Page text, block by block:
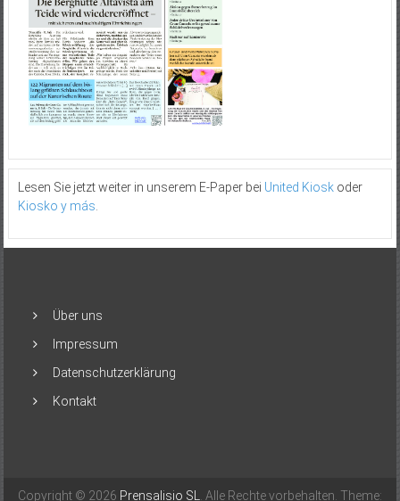
Lesen Sie jetzt weiter in unserem E-Paper bei United Kioskoder
Kiosko y más
Über uns
Impressum
Datenschutzerklärung
Kontakt
Copyright © 2026 Prensalisio SL . Alle Rechte vorbehalten. Theme: